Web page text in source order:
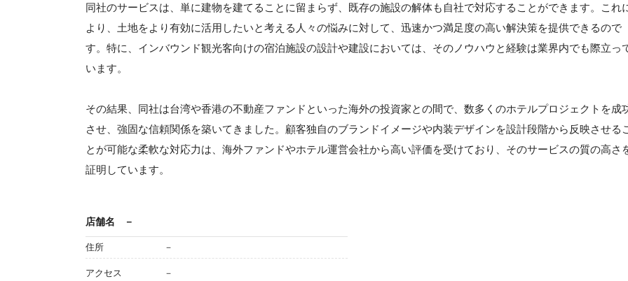
同社のサービスは、単に建物を建てることに留まらず、既存の施設の解体も自社で対応することができます。これ
より、土地をより有効に活用したいと考える人々の悩みに対して、迅速かつ満足度の高い解決策を提供できるので
す。特に、インバウンド観光客向けの宿泊施設の設計や建設においては、そのノウハウと経験は業界内でも際立っ
います。
その結果、同社は台湾や香港の不動産ファンドといった海外の投資家との間で、数多くのホテルプロジェクトを成
させ、強固な信頼関係を築いてきました。顧客独自のブランドイメージや内装デザインを設計段階から反映させる
とが可能な柔軟な対応力は、海外ファンドやホテル運営会社から高い評価を受けており、そのサービスの質の高さ
証明しています。
店舗名 －
住所 －
アクセス －